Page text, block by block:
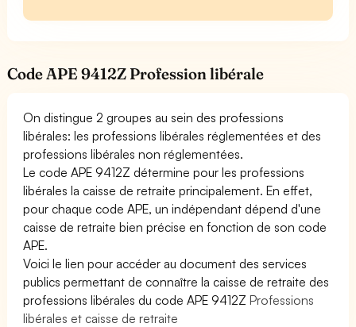
Code APE 9412Z Profession libérale
On distingue 2 groupes au sein des professions
libérales: les professions libérales réglementées et des
professions libérales non réglementées.
Le code APE 9412Z détermine pour les professions
libérales la caisse de retraite principalement. En effet,
pour chaque code APE, un indépendant dépend d'une
caisse de retraite bien précise en fonction de son code
APE.
Voici le lien pour accéder au document des services
publics permettant de connaître la caisse de retraite des
professions libérales du code APE 9412ZProfessions
libérales et caisse de retraite